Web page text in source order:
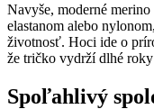
Navyše, moderné
elastanom alebo
životnosť. Hoci ide o
že tričko vydrží dlhé
Spoľahlivý